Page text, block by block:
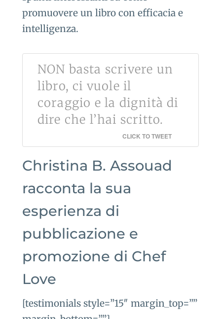
promuovere un libro con efficacia e
intelligenza.
NON basta scrivere un
libro, ci vuole il
coraggio e la dignità di
dire che l’hai scritto.
CLICK TO TWEET
Christina B. Assouad
racconta la sua
esperienza di
pubblicazione e
promozione di Chef
Love
[testimonials style=”15″ margin_top=””